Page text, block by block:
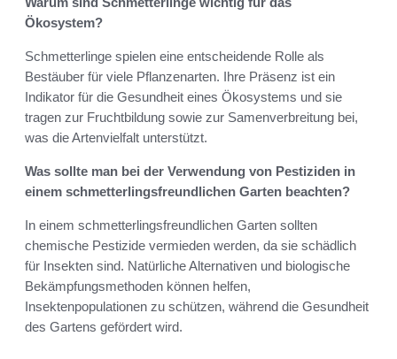
Ökosystem?
Schmetterlinge spielen eine entscheidende Rolle als
Bestäuber für viele Pflanzenarten. Ihre Präsenz ist ein
Indikator für die Gesundheit eines Ökosystems und sie
tragen zur Fruchtbildung sowie zur Samenverbreitung bei,
was die Artenvielfalt unterstützt.
Was sollte man bei der Verwendung von Pestiziden in
einem schmetterlingsfreundlichen Garten beachten?
In einem schmetterlingsfreundlichen Garten sollten
chemische Pestizide vermieden werden, da sie schädlich
für Insekten sind. Natürliche Alternativen und biologische
Bekämpfungsmethoden können helfen,
Insektenpopulationen zu schützen, während die Gesundheit
des Gartens gefördert wird.